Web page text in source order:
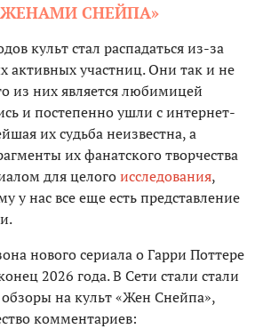
СНЕЙПА»
культ стал распадаться из-за
активных участниц. Они так и не
из них является любимицей
и постепенно ушли с интернет-
их судьба неизвестна, а
их фанатского творчества
для целогоисследования,
у нас все еще есть представление
нового сериала о Гарри Поттере
2026 года. В Сети стали стали
на культ «Жен Снейпа»,
комментариев: